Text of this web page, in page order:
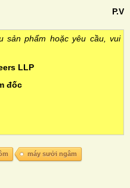
P.V
sản phẩm hoặc yêu cầu, vui
LLP
đốc
máy sưởi ngâm